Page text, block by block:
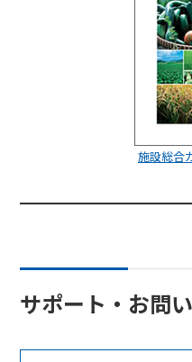
施設総合
サポート・お問